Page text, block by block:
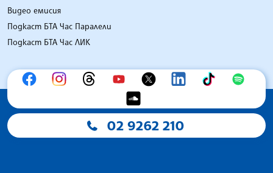
Видео емисия
Подкаст БТА Час Паралели
Подкаст БТА Час ЛИК
02 9262 210